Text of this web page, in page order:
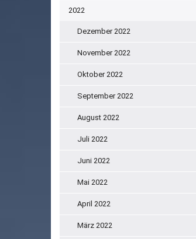
2022
Dezember 2022
November 2022
Oktober 2022
September 2022
August 2022
Juli 2022
Juni 2022
Mai 2022
April 2022
März 2022